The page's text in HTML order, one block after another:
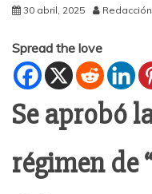
30 abril, 2025
Spread the love
Se aprobó
régimen de